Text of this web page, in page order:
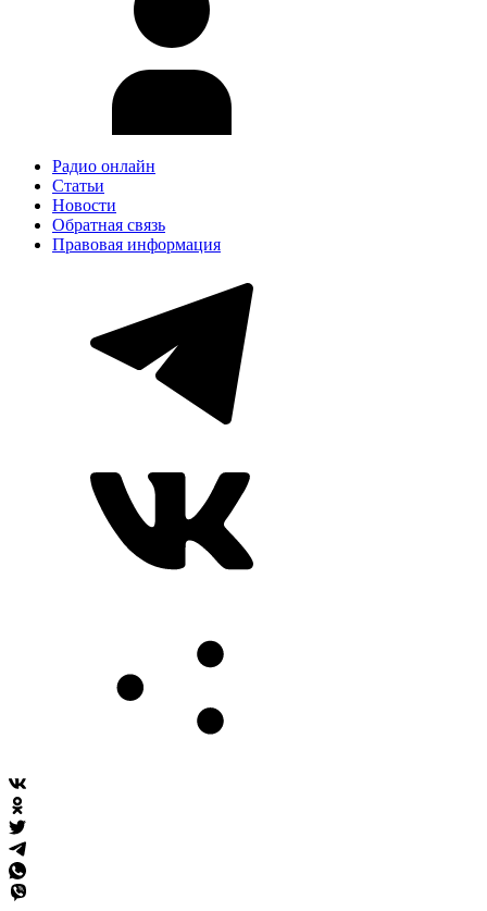
Радио онлайн
Статьи
Новости
Обратная связь
Правовая информация